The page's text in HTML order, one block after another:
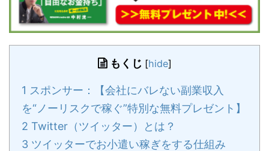
もくじ [hide]
1 スポンサー：【会社にバレない副業収入
を“ノーリスクで稼ぐ”特別な無料プレゼント】
2 Twitter（ツイッター）とは？
3 ツイッターでお小遣い稼ぎをする仕組み